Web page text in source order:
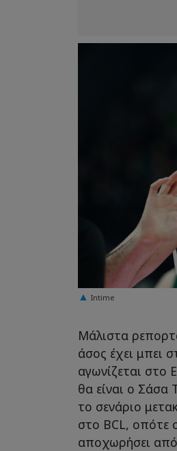
Ιntime
Μάλιστα
άσος έχει μπει
αγωνίζεται στο
θα είναι ο Σάσα
το σενάριο
στο BCL, οπότε
αποχωρήσει